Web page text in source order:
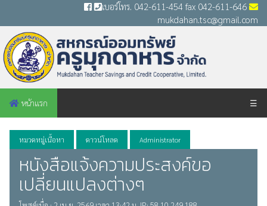
เบอร์โทร. 042-611-454 fax 042-611-646
mukdahan.tsc@gmail.com
หน้าแรก ☰
หมวดหมู่เนื้อหา ดาวน์โหลด Administrator
หนังสือแจ้งความประสงค์ขอ
เปลี่ยนแปลงต่างๆ